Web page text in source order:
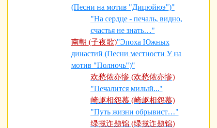
(Песни на мотив "Дицюйюэ")"
"На сердце - печаль, видно,
счастья не знать…"
南朝 (子夜歌)"Эпоха Южных
династий (Песни местности У на
мотив "Полночь")"
欢愁侬亦惨 (欢愁侬亦惨)
"Печалится милый..."
崎岖相怨慕 (崎岖相怨慕)
"Путь жизни обрывист…"
绿揽迮题锦 (绿揽迮题锦)